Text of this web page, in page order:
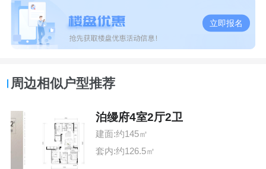
立即报名
周边相似户型推荐
泊缦府4室2厅2卫
建面:约145㎡
套内:约126.5㎡